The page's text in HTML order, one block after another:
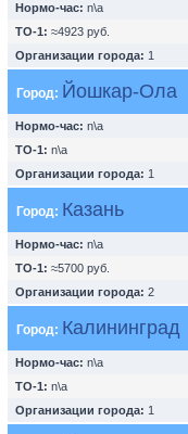
Нормо-час: n\a
ТО-1: ≈4923 руб.
Организации города: 1
Город: Йошкар-Ола
Нормо-час: n\a
ТО-1: n\a
Организации города: 1
Город: Казань
Нормо-час: n\a
ТО-1: ≈5700 руб.
Организации города: 2
Город: Калининград
Нормо-час: n\a
ТО-1: n\a
Организации города: 1